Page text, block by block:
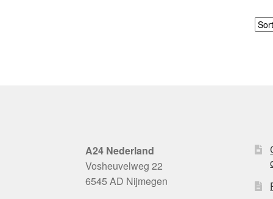
A24 Nederland
Vosheuvelweg 22
6545 AD Nijmegen